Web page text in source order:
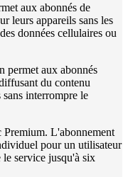
aux abonnés de
leurs appareils sans les
données cellulaires ou
permet aux abonnés
du contenu
interrompre le
L'abonnement
pour un utilisateur
service jusqu'à six